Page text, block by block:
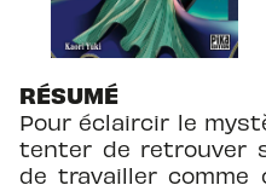
RÉSUMÉ
Pour éclaircir le
tenter de retrouver
de travailler comme